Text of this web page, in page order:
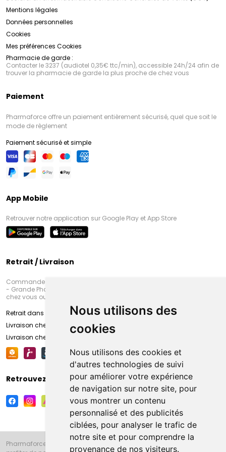
Nous utilisons des
cookies
Nous utilisons des cookies et
d'autres technologies de suivi
pour améliorer votre expérience
de navigation sur notre site, pour
vous montrer un contenu
personnalisé et des publicités
ciblées, pour analyser le trafic de
notre site et pour comprendre la
provenance de nos visiteurs.
naturelle, Uriage offre des produits sûrs, efficaces et
respectueux pour une peau saine, éclatante et
Mentions légales
Données personnelles
Cookies
Mes préférences Cookies
Pharmacie de garde :
Contacter le 3237 (audiotel 0,35€ ttc/min), accessible 24h/24 afin de
trouver la pharmacie de garde la plus proche de chez vous
Paiement
Pharmaforce offre un paiement entièrement sécurisé, quel que soit le
mode de règlement
Paiement sécurisé et simple
App Mobile
Retrouver notre application sur Google Play et App Store
Retrait / Livraison
Commandez en ligne et venez chercher votre commande à Amiens
- Grande Pharmacie d’Amiens (Fachon) ou recevez-là rapidement
chez vous ou en point retrait
Retrait dans la pharmacie d’Amiens
Livraison chez vous
Livraison chez votre commerçant
Retrouvez-nous sur vos réseaux sociaux
Pharmaforce.fr et la Grande Pharmacie d’Amiens vous souhaitent de